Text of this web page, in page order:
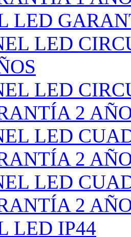
LED
LED
LED
2
LED
2
LED
2
LED IP44